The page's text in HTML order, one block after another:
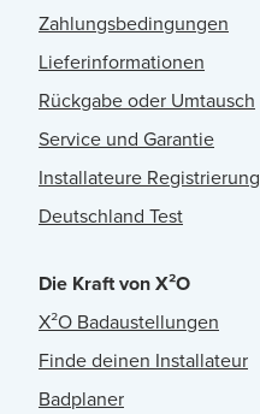
Zahlungsbedingungen
Lieferinformationen
Rückgabe oder Umtausch
Service und Garantie
Installateure Registrierung
Deutschland Test
Die Kraft von X²O
X²O Badaustellungen
Finde deinen Installateur
Badplaner